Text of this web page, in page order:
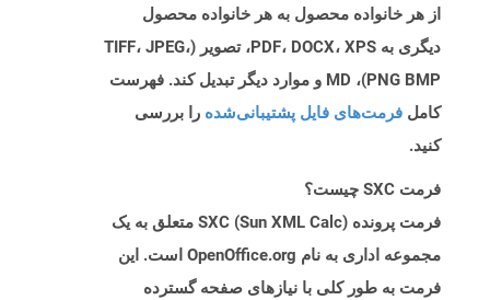
از هر خانواده محصول به هر خانواده محصول
دیگری به PDF، DOCX، XPS، تصویر (TIFF، JPEG،
PNG BMP)، MD و موارد دیگر تبدیل کند. فهرست
کامل فرمت‌های فایل پشتیبانی‌شده را بررسی
کنید.
فرمت SXC چیست؟
فرمت پرونده SXC (Sun XML Calc) متعلق به یک
مجموعه اداری به نام OpenOffice.org است. این
فرمت به طور کلی با نیازهای صفحه گسترده